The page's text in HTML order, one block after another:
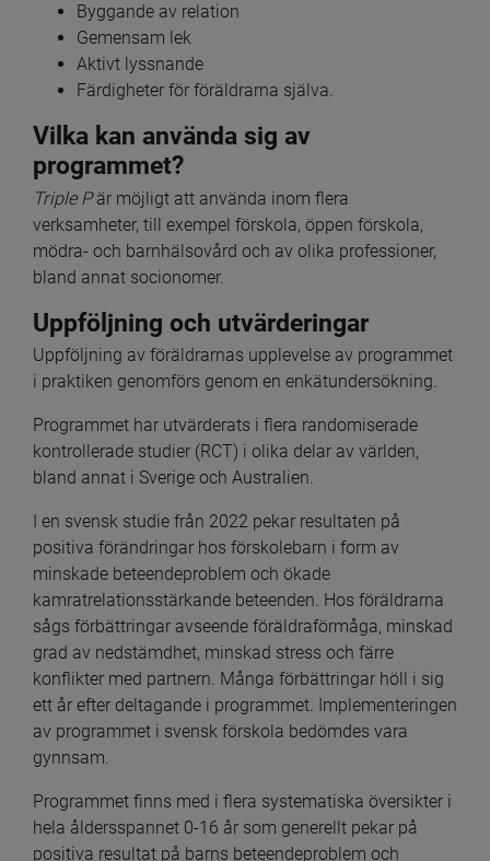
Byggande av relation
Gemensam lek
Aktivt lyssnande
Färdigheter för föräldrarna själva.
Vilka kan använda sig av
programmet?
Triple P är möjligt att använda inom flera
verksamheter, till exempel förskola, öppen förskola,
mödra- och barnhälsovård och av olika professioner,
bland annat socionomer.
Uppföljning och utvärderingar
Uppföljning av föräldrarnas upplevelse av programmet
i praktiken genomförs genom en enkätundersökning.
Programmet har utvärderats i flera randomiserade
kontrollerade studier (RCT) i olika delar av världen,
bland annat i Sverige och Australien.
I en svensk studie från 2022 pekar resultaten på
positiva förändringar hos förskolebarn i form av
minskade beteendeproblem och ökade
kamratrelationsstärkande beteenden. Hos föräldrarna
sågs förbättringar avseende föräldraförmåga, minskad
grad av nedstämdhet, minskad stress och färre
konflikter med partnern. Många förbättringar höll i sig
ett år efter deltagande i programmet. Implementeringen
av programmet i svensk förskola bedömdes vara
gynnsam.
Programmet finns med i flera systematiska översikter i
hela åldersspannet 0-16 år som generellt pekar på
positiva resultat på barns beteendeproblem och